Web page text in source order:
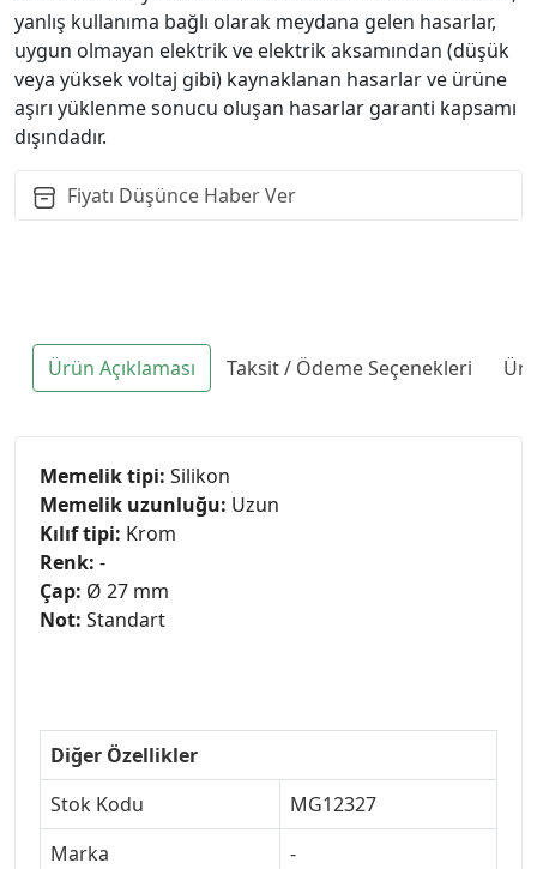
yanlış kullanıma bağlı olarak meydana gelen hasarlar,
uygun olmayan elektrik ve elektrik aksamından (düşük
veya yüksek voltaj gibi) kaynaklanan hasarlar ve ürüne
aşırı yüklenme sonucu oluşan hasarlar garanti kapsamı
dışındadır.
Fiyatı Düşünce Haber Ver
Ürün Açıklaması Taksit / Ödeme Seçenekleri
Memelik tipi: Silikon
Memelik uzunluğu: Uzun
Kılıf tipi: Krom
Renk: -
Çap: Ø 27 mm
Not: Standart
Diğer Özellikler
Stok Kodu
MG12327
Marka
-